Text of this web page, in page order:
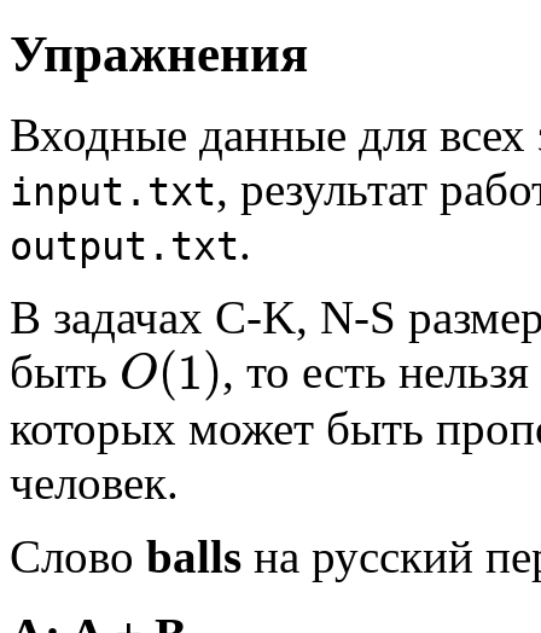
Упражнения
Входные данные для всех
input.txt, результат
output.txt.
В задачах C-K, N-S
быть O(1), то есть
которых может быть
человек.
Слово balls на русский